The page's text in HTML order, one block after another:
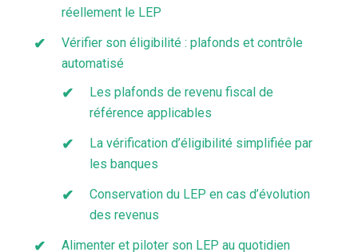
réellement le LEP
Vérifier son éligibilité : plafonds et contrôle
automatisé
Les plafonds de revenu fiscal de
référence applicables
La vérification d’éligibilité simplifiée par
les banques
Conservation du LEP en cas d’évolution
des revenus
Alimenter et piloter son LEP au quotidien